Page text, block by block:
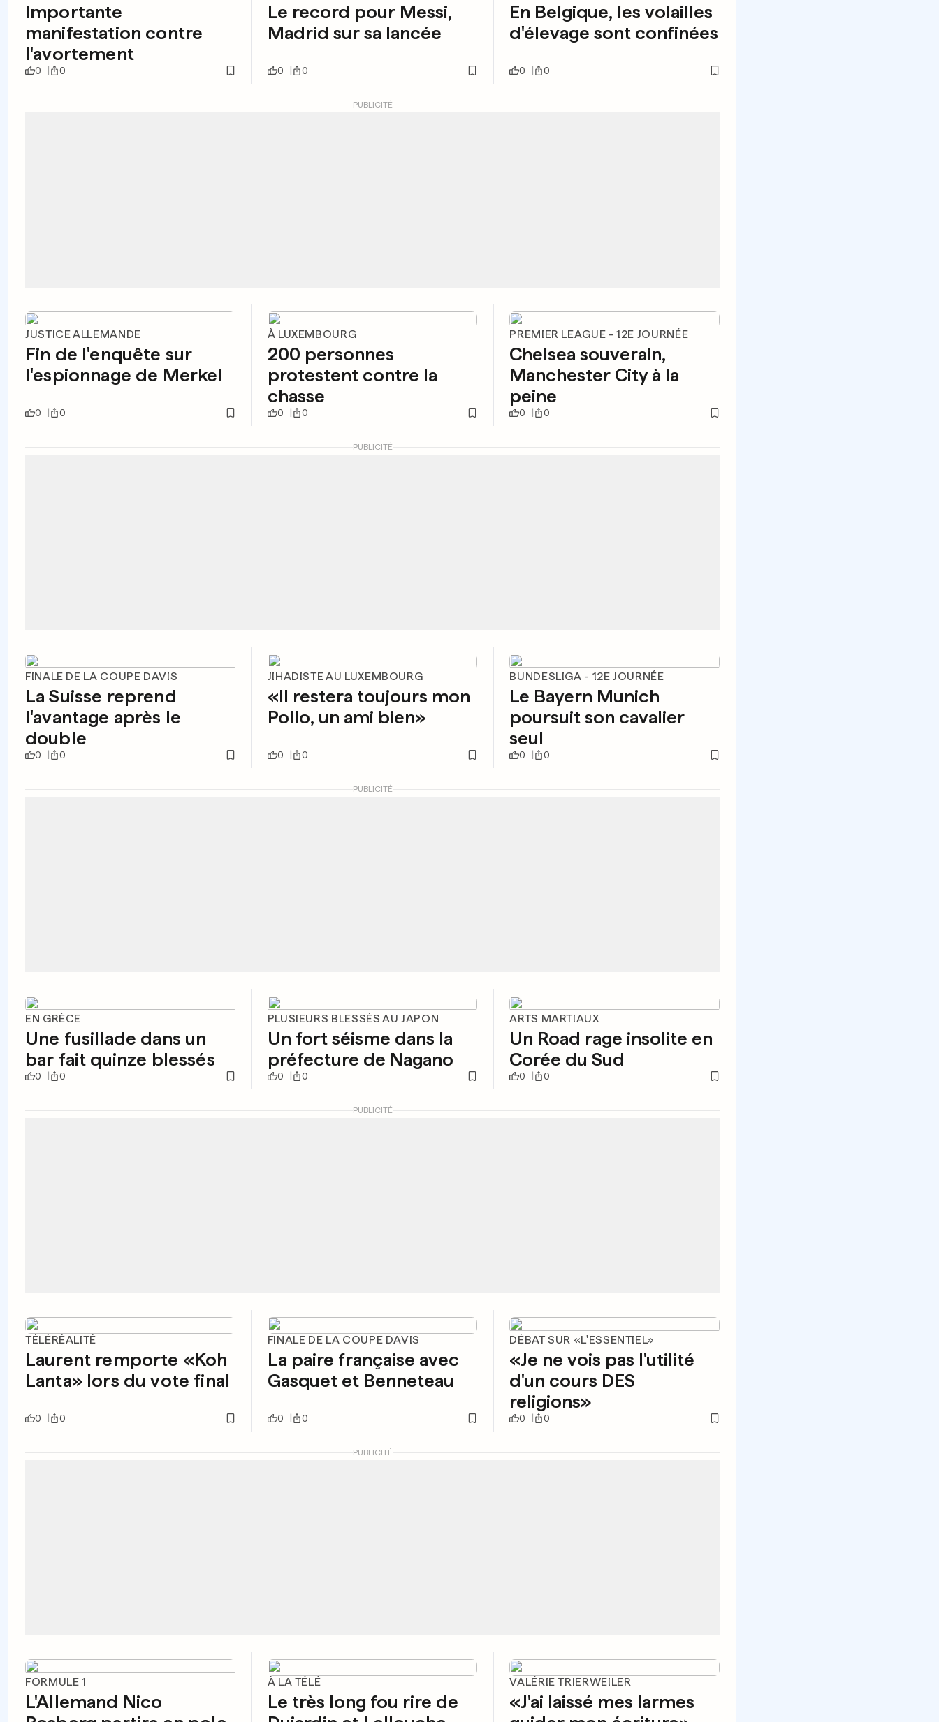
Importante
manifestation contre
l'avortement
0 0
Le record pour Messi,
Madrid sur sa lancée
0 0
En Belgique, les volailles
d'élevage sont confinées
0 0
PUBLICITÉ
JUSTICE ALLEMANDE
Fin de l'enquête sur
l'espionnage de Merkel
0 0
À LUXEMBOURG
200 personnes
protestent contre la
chasse
0 0
PREMIER LEAGUE - 12E JOURNÉE
Chelsea souverain,
Manchester City à la
peine
0 0
PUBLICITÉ
FINALE DE LA COUPE DAVIS
La Suisse reprend
l'avantage après le
double
0 0
JIHADISTE AU LUXEMBOURG
«Il restera toujours mon
Pollo, un ami bien»
0 0
BUNDESLIGA - 12E JOURNÉE
Le Bayern Munich
poursuit son cavalier
seul
0 0
PUBLICITÉ
EN GRÈCE
Une fusillade dans un
bar fait quinze blessés
0 0
PLUSIEURS BLESSÉS AU JAPON
Un fort séisme dans la
préfecture de Nagano
0 0
ARTS MARTIAUX
Un Road rage insolite en
Corée du Sud
0 0
PUBLICITÉ
TÉLÉRÉALITÉ
Laurent remporte «Koh
Lanta» lors du vote final
0 0
FINALE DE LA COUPE DAVIS
La paire française avec
Gasquet et Benneteau
0 0
DÉBAT SUR «L'ESSENTIEL»
«Je ne vois pas l'utilité
d'un cours DES
religions»
0 0
PUBLICITÉ
FORMULE 1
L'Allemand Nico
À LA TÉLÉ
Le très long fou rire de
VALÉRIE TRIERWEILER
«J'ai laissé mes larmes